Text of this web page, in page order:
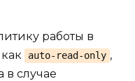
работы в
auto-read-only ,
в случае